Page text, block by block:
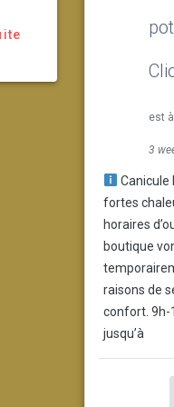
est
3
Canicule
fortes
horaires
boutique
raisons de
confort. 9h-
jusqu’à